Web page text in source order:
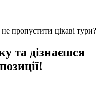
пропустити цікаві тури?
та дізнаєшся